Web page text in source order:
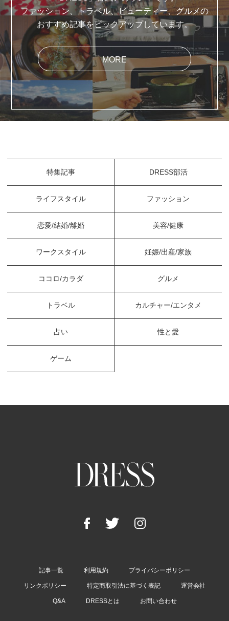
ファッション、トラベル、ビューティー、グルメの
おすすめ記事をピックアップしています。
MORE
特集記事 DRESS部活
ライフスタイル ファッション
恋愛/結婚/離婚 美容/健康
ワークスタイル 妊娠/出産/家族
ココロ/カラダ グルメ
トラベル カルチャー/エンタメ
占い 性と愛
ゲーム
記事一覧 利用規約 プライバシーポリシー
リンクポリシー 特定商取引法に基づく表記 運営会社
Q&A DRESSとは お問い合わせ